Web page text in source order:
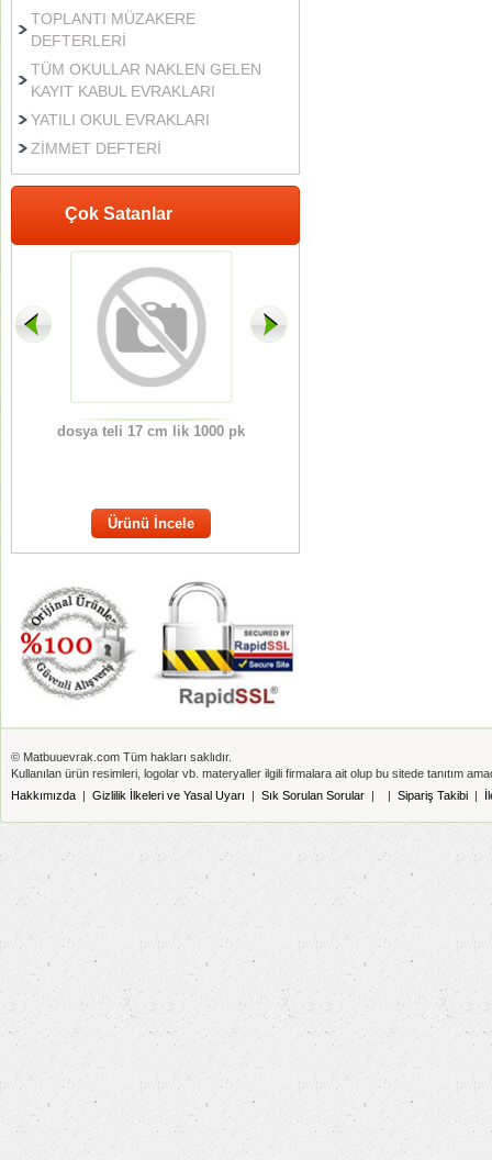
TOPLANTI MÜZAKERE
DEFTERLERİ
TÜM OKULLAR NAKLEN GELEN
KAYIT KABUL EVRAKLARI
YATILI OKUL EVRAKLARI
ZİMMET DEFTERİ
Çok Satanlar
dosya teli 17 cm lik 1000 pk
© Matbuuevrak.com Tüm hakları saklıdır.
Kullanılan ürün resimleri, logolar vb. materyaller ilgili firmalara ait olup bu sitede tanıtım
Hakkımızda | Gizlilik İlkeleri ve Yasal Uyarı | Sık Sorulan Sorular | | Sipariş Takibi |